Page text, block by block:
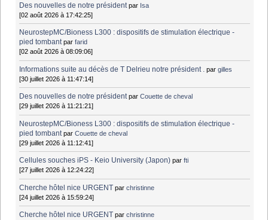
Des nouvelles de notre président par Isa
[02 août 2026 à 17:42:25]
NeurostepMC/Bioness L300 : dispositifs de stimulation électrique -
pied tombant parfarid
[02 août 2026 à 08:09:06]
Informations suite au décès de T Delrieu notre président . pargilles
[30 juillet 2026 à 11:47:14]
Des nouvelles de notre président parCouette de cheval
[29 juillet 2026 à 11:21:21]
NeurostepMC/Bioness L300 : dispositifs de stimulation électrique -
pied tombant parCouette de cheval
[29 juillet 2026 à 11:12:41]
Cellules souches iPS - Keio University (Japon) parfti
[27 juillet 2026 à 12:24:22]
Cherche hôtel nice URGENT parchristinne
[24 juillet 2026 à 15:59:24]
Cherche hôtel nice URGENT parchristinne